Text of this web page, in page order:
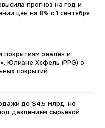
прогноз на год и
цен на 8% с 1 сентября
покрытиям реален и
Юлиане Хефель (PPG) о
покрытий
до $4,5 млрд, но
давлением сырьевой